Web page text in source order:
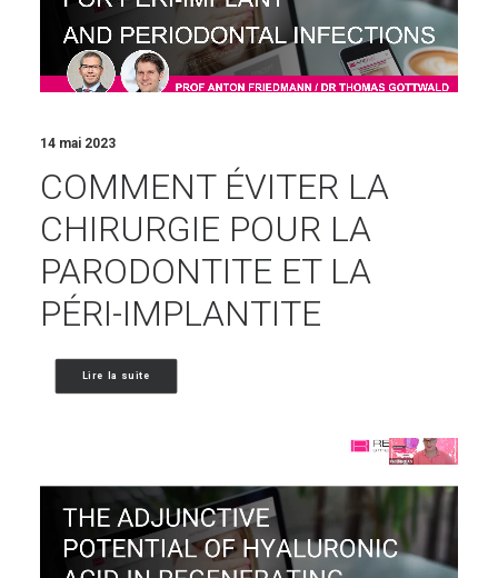
14 mai 2023
COMMENT ÉVITER LA
CHIRURGIE POUR LA
PARODONTITE ET LA
PÉRI-IMPLANTITE
Lire la suite